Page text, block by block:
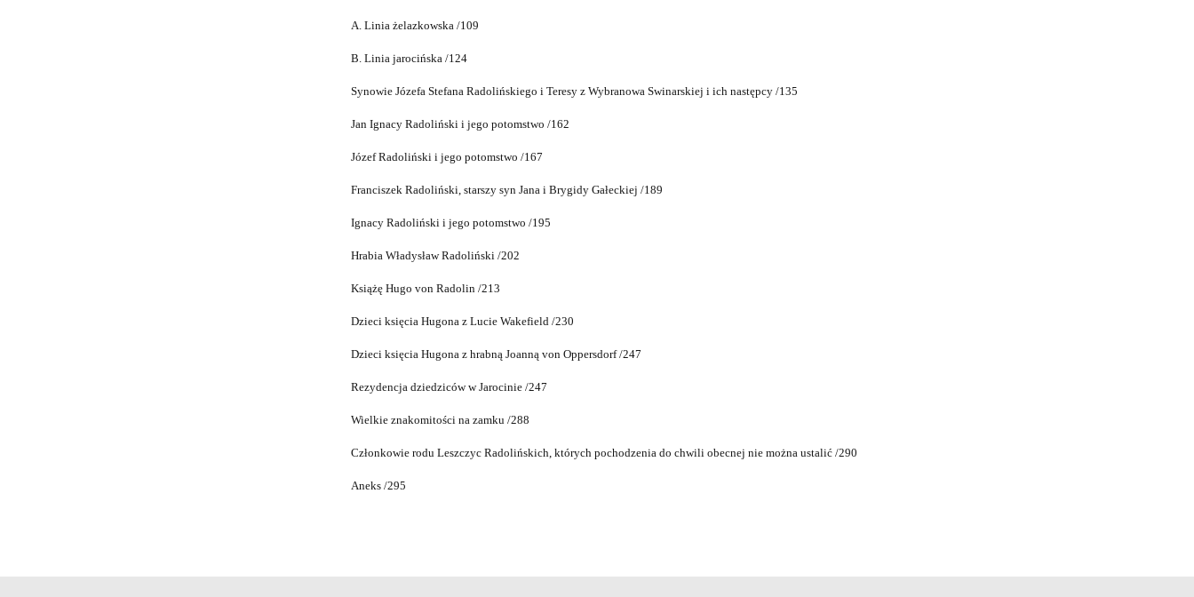
A. Linia żelazkowska /109
B. Linia jarocińska /124
Synowie Józefa Stefana Radolińskiego i Teresy z Wybranowa Swinarskiej i ich następcy /135
Jan Ignacy Radoliński i jego potomstwo /162
Józef Radoliński i jego potomstwo /167
Franciszek Radoliński, starszy syn Jana i Brygidy Gałeckiej /189
Ignacy Radoliński i jego potomstwo /195
Hrabia Władysław Radoliński /202
Książę Hugo von Radolin /213
Dzieci księcia Hugona z Lucie Wakefield /230
Dzieci księcia Hugona z hrabną Joanną von Oppersdorf /247
Rezydencja dziedziców w Jarocinie /247
Wielkie znakomitości na zamku /288
Członkowie rodu Leszczyc Radolińskich, których pochodzenia do chwili obecnej nie można ustalić /290
Aneks /295